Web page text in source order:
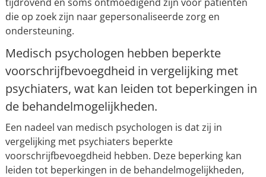
die op zoek zijn naar gepersonaliseerde zorg en
ondersteuning.
Medisch psychologen hebben beperkte
voorschrijfbevoegdheid in vergelijking met
psychiaters, wat kan leiden tot beperkingen in
de behandelmogelijkheden.
Een nadeel van medisch psychologen is dat zij in
vergelijking met psychiaters beperkte
voorschrijfbevoegdheid hebben. Deze beperking kan
leiden tot beperkingen in de behandelmogelijkheden,